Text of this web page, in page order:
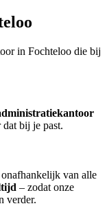
in Fochteloo die bij
bij je past.
van alle
– zodat onze
verder.